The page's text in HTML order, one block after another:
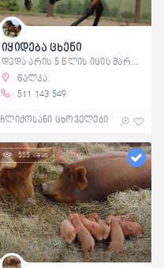
იყიდება ცხენი
დედა არის 5 წლის იცის მარტო ზურგი. მიშა
წალკა
511 143 549
ჩლიქოსანი ცხოველები
555 views